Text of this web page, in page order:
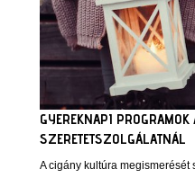
GYEREKNAPI PROGRAMOK
SZERETETSZOLGÁLATNÁL
A cigány kultúra